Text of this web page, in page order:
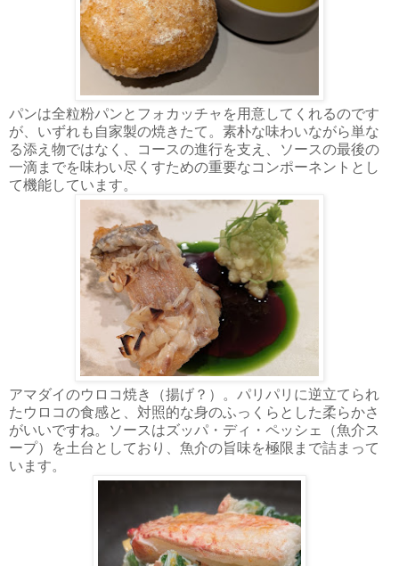
パンは全粒粉パンとフォカッチャを用意してくれるのです
が、いずれも自家製の焼きたて。素朴な味わいながら単な
る添え物ではなく、コースの進行を支え、ソースの最後の
一滴までを味わい尽くすための重要なコンポーネントとし
て機能しています。
アマダイのウロコ焼き（揚げ？）。パリパリに逆立てられ
たウロコの食感と、対照的な身のふっくらとした柔らかさ
がいいですね。ソースはズッパ・ディ・ペッシェ（魚介ス
ープ）を土台としており、魚介の旨味を極限まで詰まって
います。